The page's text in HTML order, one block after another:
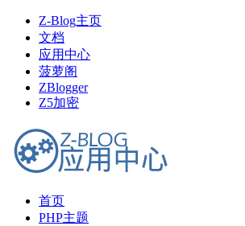
Z-Blog主页
文档
应用中心
菠萝阁
ZBlogger
Z5加密
首页
PHP主题